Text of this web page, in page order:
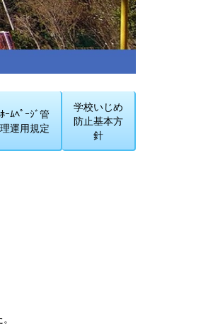
ﾎｰﾑﾍﾟｰｼﾞ管
理運用規定
学校いじめ
防止基本方
針